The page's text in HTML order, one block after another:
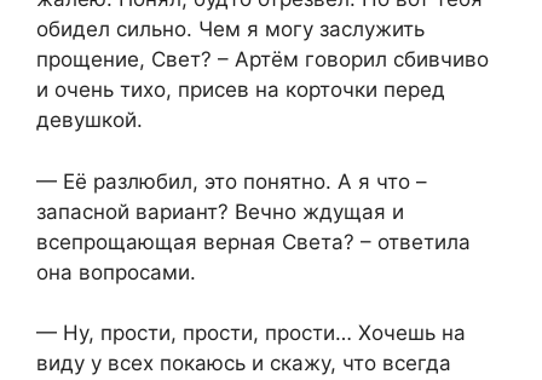
обидел сильно. Чем я могу заслужить
прощение, Свет? – Артём говорил сбивчиво
и очень тихо, присев на корточки перед
девушкой.
— Её разлюбил, это понятно. А я что –
запасной вариант? Вечно ждущая и
всепрощающая верная Света? – ответила
она вопросами.
— Ну, прости, прости, прости… Хочешь на
виду у всех покаюсь и скажу, что всегда